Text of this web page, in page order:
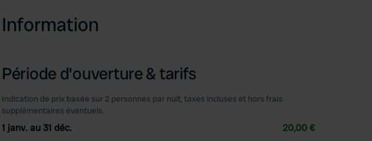
Information
Période d'ouverture & tarifs
Indication de prix basée sur 2 personnes par nuit, taxes incluses et hors frais
supplémentaires éventuels.
1 janv. au 31 déc. 20,00 €